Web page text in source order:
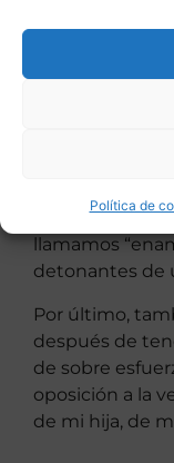
Política de
En mis
con un viaje,
muy intensos
muchas
una relación
llamamos
detonantes de
Por último,
después de
de sobre
oposición a la
de mi hija, de